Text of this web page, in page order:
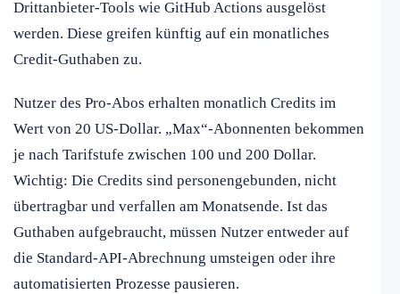
Drittanbieter-Tools wie GitHub Actions ausgelöst
werden. Diese greifen künftig auf ein monatliches
Credit-Guthaben zu.
Nutzer des Pro-Abos erhalten monatlich Credits im
Wert von 20 US-Dollar. „Max“-Abonnenten bekommen
je nach Tarifstufe zwischen 100 und 200 Dollar.
Wichtig: Die Credits sind personengebunden, nicht
übertragbar und verfallen am Monatsende. Ist das
Guthaben aufgebraucht, müssen Nutzer entweder auf
die Standard-API-Abrechnung umsteigen oder ihre
automatisierten Prozesse pausieren.